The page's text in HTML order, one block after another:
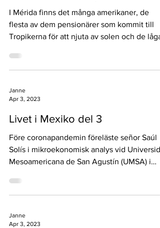
I Mérida finns det många amerikaner, de
flesta av dem pensionärer som kommit till
Tropikerna för att njuta av solen och de
Janne
Apr 3, 2023
Livet i Mexiko del 3
Före coronapandemin föreläste señor Saúl
Solís i mikroekonomisk analys vid
Mesoamericana de San Agustín (UMSA) i
Janne
Apr 3, 2023